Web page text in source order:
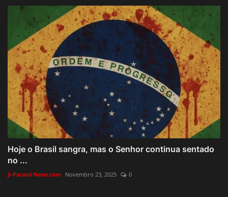
Hoje o Brasil sangra, mas o Senhor continua sentado
no ...
Ji-Paraná News.com Novembro 23, 2025 0